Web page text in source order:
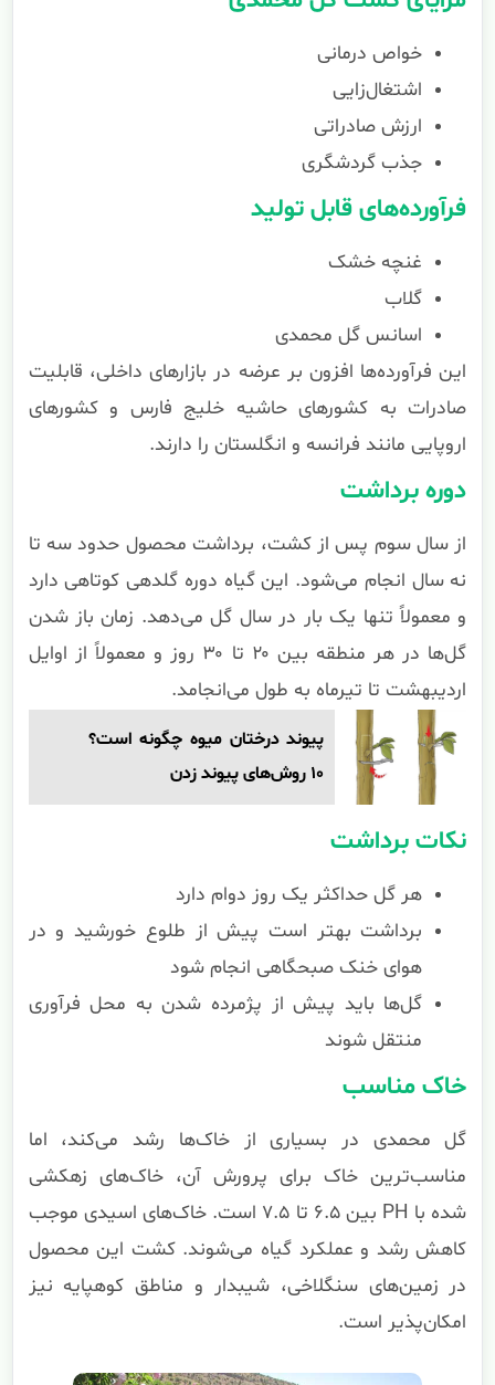
خواص درمانی
اشتغال‌زایی
ارزش صادراتی
جذب گردشگری
فرآورده‌های قابل تولید
غنچه خشک
گلاب
اسانس گل محمدی
این فرآورده‌ها افزون بر عرضه در بازارهای داخلی، قابلیت
صادرات به کشورهای حاشیه خلیج فارس و کشورهای
اروپایی مانند فرانسه و انگلستان را دارند.
دوره برداشت
از سال سوم پس از کشت، برداشت محصول حدود سه تا
نه سال انجام می‌شود. این گیاه دوره گلدهی کوتاهی دارد
و معمولاً تنها یک بار در سال گل می‌دهد. زمان باز شدن
گل‌ها در هر منطقه بین ۲۰ تا ۳۰ روز و معمولاً از اوایل
اردیبهشت تا تیرماه به طول می‌انجامد.
پیوند درختان میوه چگونه است؟
10 روش‌های پیوند زدن
نکات برداشت
هر گل حداکثر یک روز دوام دارد
برداشت بهتر است پیش از طلوع خورشید و در
هوای خنک صبحگاهی انجام شود
گل‌ها باید پیش از پژمرده شدن به محل فرآوری
منتقل شوند
خاک مناسب
گل محمدی در بسیاری از خاک‌ها رشد می‌کند، اما
مناسب‌ترین خاک برای پرورش آن، خاک‌های زهکشی
شده با PH بین ۶.۵ تا ۷.۵ است. خاک‌های اسیدی موجب
کاهش رشد و عملکرد گیاه می‌شوند. کشت این محصول
در زمین‌های سنگلاخی، شیبدار و مناطق کوهپایه نیز
امکان‌پذیر است.